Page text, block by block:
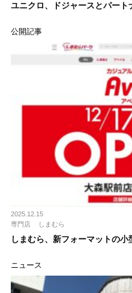
ユニクロ、ドジャースとパート
公開記事
2025.12.15
専門店
しまむら
しまむら、新フォーマットの小
ニュース